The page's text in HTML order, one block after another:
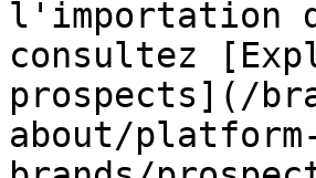
l'importation
consultez
prospects](/
about/